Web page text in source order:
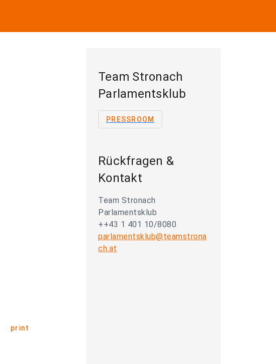
print
Team Stronach
Parlamentsklub
PRESSROOM
Rückfragen &
Kontakt
Team Stronach
Parlamentsklub
++43 1 401 10/8080
parlamentsklub@teamstrona
ch.at